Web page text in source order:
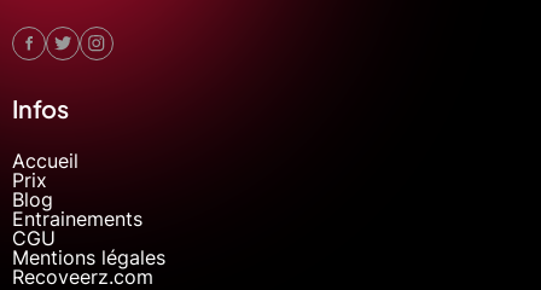
Infos
Accueil
Prix
Blog
Entrainements
CGU
Mentions légales
Recoveerz.com